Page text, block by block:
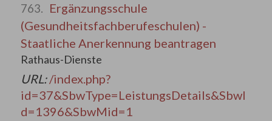
763. Ergänzungsschule
(Gesundheitsfachberufeschulen) -
Staatliche Anerkennung beantragen
Rathaus-Dienste
URL:/index.php?
id=37&SbwType=LeistungsDetails&SbwI
d=1396&SbwMid=1